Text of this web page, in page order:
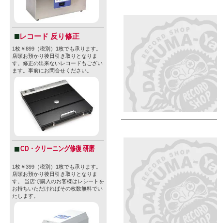
レコード 反り修正
1枚￥899（税別）1枚でも承ります。
店頭お預かり後日引き取りとなりま
す。修正の出来ないレコードもござい
ます。事前にお問合せください。
CD・クリーニング修復 研磨
1枚￥399（税別）1枚でも承ります。
店頭お預かり後日引き取りとなりま
す。 当店で購入のお客様はレシートを
お持ちいただければその枚数無料でい
たします。